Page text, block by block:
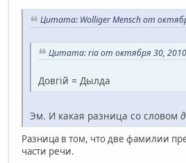
Цитата: Wolliger Mensch от
Цитата: ria от октября 30,
Довгій = Дылда
Эм. И какая разница со словом
Разница в том, что две фамилии
части речи.